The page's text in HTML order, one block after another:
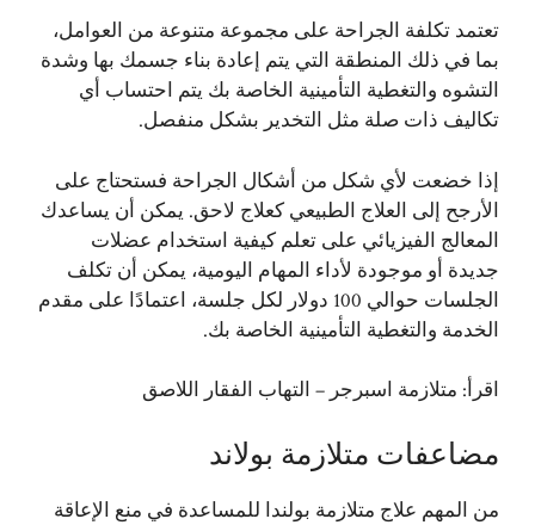
تعتمد تكلفة الجراحة على مجموعة متنوعة من العوامل،
بما في ذلك المنطقة التي يتم إعادة بناء جسمك بها وشدة
التشوه والتغطية التأمينية الخاصة بك يتم احتساب أي
تكاليف ذات صلة مثل التخدير بشكل منفصل.
إذا خضعت لأي شكل من أشكال الجراحة فستحتاج على
الأرجح إلى العلاج الطبيعي كعلاج لاحق. يمكن أن يساعدك
المعالج الفيزيائي على تعلم كيفية استخدام عضلات
جديدة أو موجودة لأداء المهام اليومية، يمكن أن تكلف
الجلسات حوالي 100 دولار لكل جلسة، اعتمادًا على مقدم
الخدمة والتغطية التأمينية الخاصة بك.
اقرأ: متلازمة اسبرجر – التهاب الفقار اللاصق
مضاعفات متلازمة بولاند
من المهم علاج متلازمة بولندا للمساعدة في منع الإعاقة